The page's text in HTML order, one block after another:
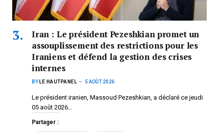
Iran : Le président Pezeshkian promet un
assouplissement des restrictions pour les
Iraniens et défend la gestion des crises
internes
BY LE HAUTPANEL 5 AOÛT 2026
Le président iranien, Massoud Pezeshkian, a déclaré ce jeudi
05 août 2026…
Partager :